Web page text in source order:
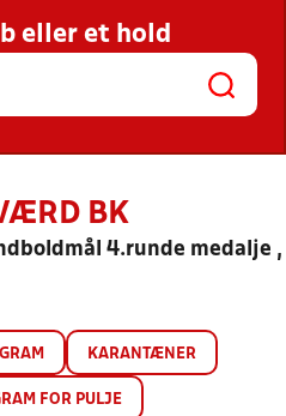
KLUBBER OG
eller et hold
BK
4.runde medalje ,
KARANTÆNER
FOR PULJE